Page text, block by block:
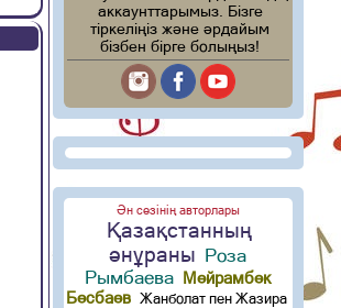
аккаунттарымыз. Бізге
тіркеліңіз және әрдайым
бізбен бірге болыңыз!
Ән сөзінің авторлары
Қазақстанның
әнұраны Роза
Рымбаева Мейрамбек
Бесбаев Жанболат пен Жазира